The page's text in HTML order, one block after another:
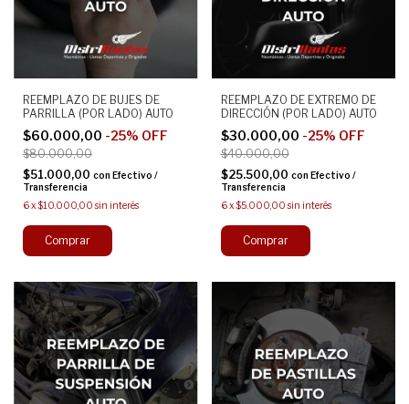
REEMPLAZO DE BUJES DE
PARRILLA (POR LADO) AUTO
$60.000,00 -25% OFF
$80.000,00
$51.000,00 con Efectivo /
Transferencia
6x$10.000,00 sin interés
REEMPLAZO DE EXTREMO DE
DIRECCIÓN (POR LADO) AUTO
$30.000,00 -25% OFF
$40.000,00
$25.500,00 con Efectivo /
Transferencia
6 x$5.000,00 sin interés